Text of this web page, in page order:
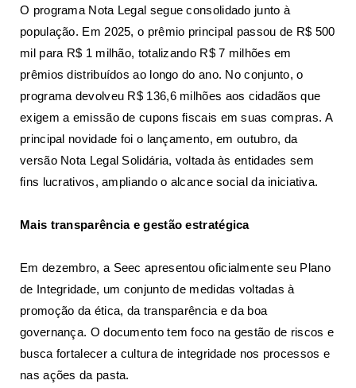
O programa Nota Legal segue consolidado junto à
população. Em 2025, o prêmio principal passou de R$ 500
mil para R$ 1 milhão, totalizando R$ 7 milhões em
prêmios distribuídos ao longo do ano. No conjunto, o
programa devolveu R$ 136,6 milhões aos cidadãos que
exigem a emissão de cupons fiscais em suas compras. A
principal novidade foi o lançamento, em outubro, da
versão Nota Legal Solidária, voltada às entidades sem
fins lucrativos, ampliando o alcance social da iniciativa.
Mais transparência e gestão estratégica
Em dezembro, a Seec apresentou oficialmente seu Plano
de Integridade, um conjunto de medidas voltadas à
promoção da ética, da transparência e da boa
governança. O documento tem foco na gestão de riscos e
busca fortalecer a cultura de integridade nos processos e
nas ações da pasta.